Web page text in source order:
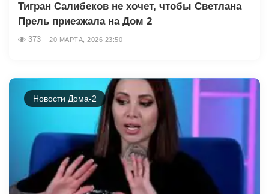
Тигран Салибеков не хочет, чтобы Светлана
Прель приезжала на Дом 2
373 20 МАРТА, 2026 23:50
Новости Дома-2